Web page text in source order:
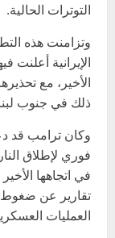
التوترات الحالية.
وتزامنت هذه
الإيرانية أعلنت
الأخير، مع
ذلك في جنوب
وكان ترامب قد
فوري لإطلاق
في اتجاهها
تقارير عن ضغوط
العمليات